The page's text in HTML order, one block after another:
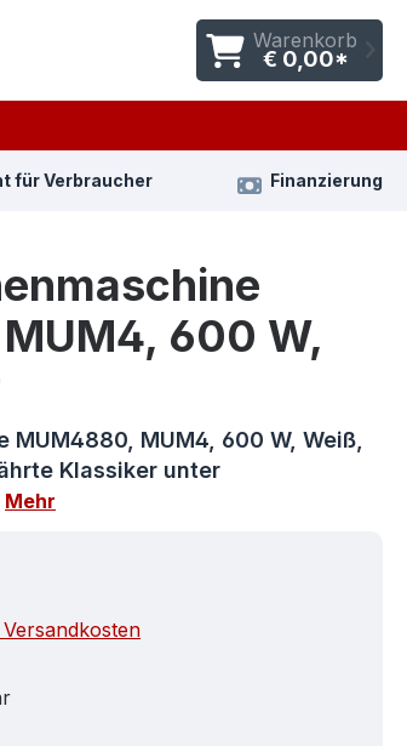
Warenkorb
€ 0,00*
für Verbraucher Finanzierung
600 W,
MUM4880, MUM4, 600 W, Weiß,
Klassiker unter
Mehr